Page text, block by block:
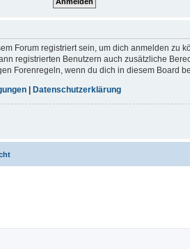
Forum registriert sein, um dich anmelden zu
registrierten Benutzern auch zusätzliche
Forenregeln, wenn du dich in diesem Board
Datenschutzerklärung